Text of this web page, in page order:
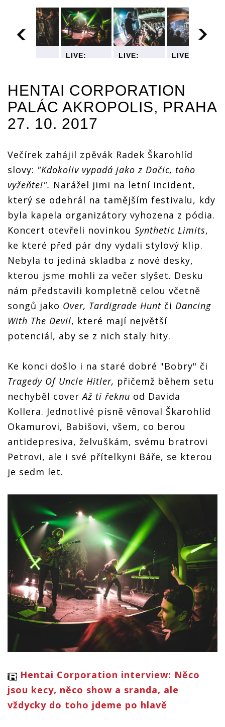
Corporation
pokřtili
album ve
vyprodaném
klubu
LIVE:
Corporation
pokřtili
album ve
vyprodaném
klubu
LIVE:
Corporation
pokřtili
album ve
LIVE:
Corporation
pokřtili
album ve
HENTAI CORPORATION
PALÁC AKROPOLIS, PRAHA
27. 10. 2017
Večírek zahájil zpěvák Radek Škarohlíd
slovy: "Kdokoliv vypadá jako z Dačic, toho
vyžeňte!". Narážel jimi na letní incident,
který se odehrál na tamějším festivalu, kdy
byla kapela organizátory vyhozena z pódia.
Koncert otevřeli novinkou Synthetic Limits,
ke které před pár dny vydali stylový klip.
Nebyla to jediná skladba z nové desky,
kterou jsme mohli za večer slyšet. Desku
nám představili kompletně celou včetně
songů jako Over, Tardigrade Hunt či Dancing
With The Devil, které mají největší
potenciál, aby se z nich staly hity.
Ke konci došlo i na staré dobré "Bobry" či
Tragedy Of Uncle Hitler, přičemž během setu
nechyběl coverAž ti řeknu od Davida
Kollera. Jednotlivé písně věnoval Škarohlíd
Okamurovi, Babišovi, všem, co berou
antidepresiva, želvuškám, svému bratrovi
Petrovi, ale i své přítelkyni Báře, se kterou
je sedm let.
Hentai Corporation interview: Něco
jsou kecy, něco show a sranda, ale
vždycky do toho jdeme po hlavě